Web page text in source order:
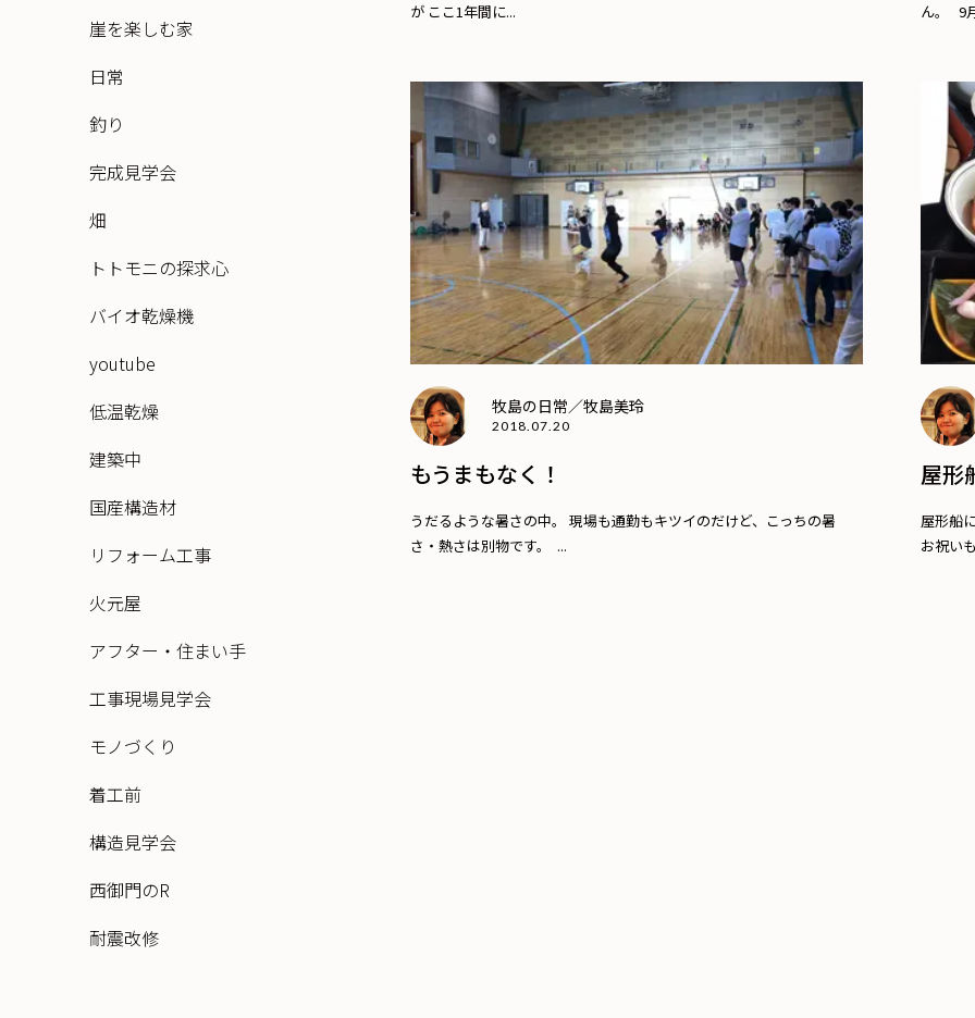
が ここ1年間に...
ん。 9
牧島の日常／牧島美玲
2018.07.20
もうまもなく！
うだるような暑さの中。 現場も通勤もキツイのだけど、こっちの暑
さ・熱さは別物です。 ...
屋形
屋形船
お祝い
崖を楽しむ家
日常
釣り
完成見学会
畑
トトモニの探求心
バイオ乾燥機
youtube
低温乾燥
建築中
国産構造材
リフォーム工事
火元屋
アフター・住まい手
工事現場見学会
モノづくり
着工前
構造見学会
西御門のR
耐震改修